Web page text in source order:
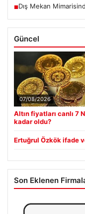
■Dış Mekan
Güncel
07/08/2026
Altın fiyatları canlı 7
kadar oldu?
Ertuğrul Özkök ifade
Son Eklenen